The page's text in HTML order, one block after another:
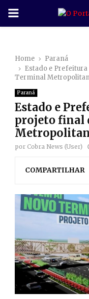
P
M
A
R
M
N
Home
Paraná
Estado e
Terminal
Paraná
Estado e
projeto final
por Cobra News (User)
COMPARTILHAR